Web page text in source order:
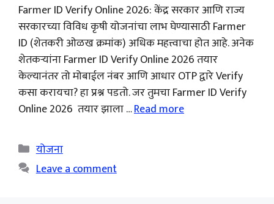
Farmer ID Verify Online 2026: केंद्र सरकार आणि राज्य
सरकारच्या विविध कृषी योजनांचा लाभ घेण्यासाठी Farmer
ID (शेतकरी ओळख क्रमांक) अधिक महत्त्वाचा होत आहे. अनेक
शेतकऱ्यांना Farmer ID Verify Online 2026 तयार
केल्यानंतर तो मोबाईल नंबर आणि आधार OTP द्वारे Verify
कसा करायचा? हा प्रश्न पडतो. जर तुमचा Farmer ID Verify
Online 2026 तयार झाला …Read more
Categories
योजना
Leave a comment